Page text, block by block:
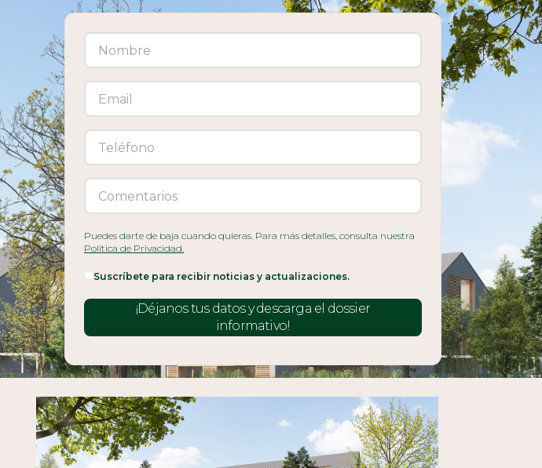
Puedes darte de baja cuando quieras. Para más detalles, consulta nuestra
Política de Privacidad.
Suscríbete para recibir noticias y actualizaciones.
¡Déjanos tus datos y descarga el dossier
informativo!